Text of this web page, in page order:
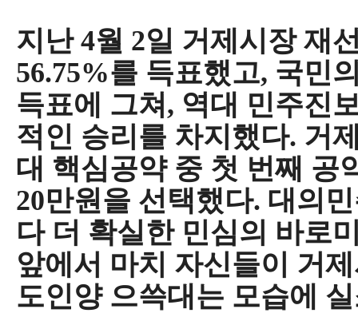
지난 4월 2일 거제시장 재
56.75%를 득표했고, 국민
득표에 그쳐 , 역대 민주진
적인 승리를 차지했다. 거
대 핵심공약 중 첫 번째 공
20만원을 선택했다. 대의
다 더 확실한 민심의 바로
앞에서 마치 자신들이 거
도인양 으쓱대는 모습에